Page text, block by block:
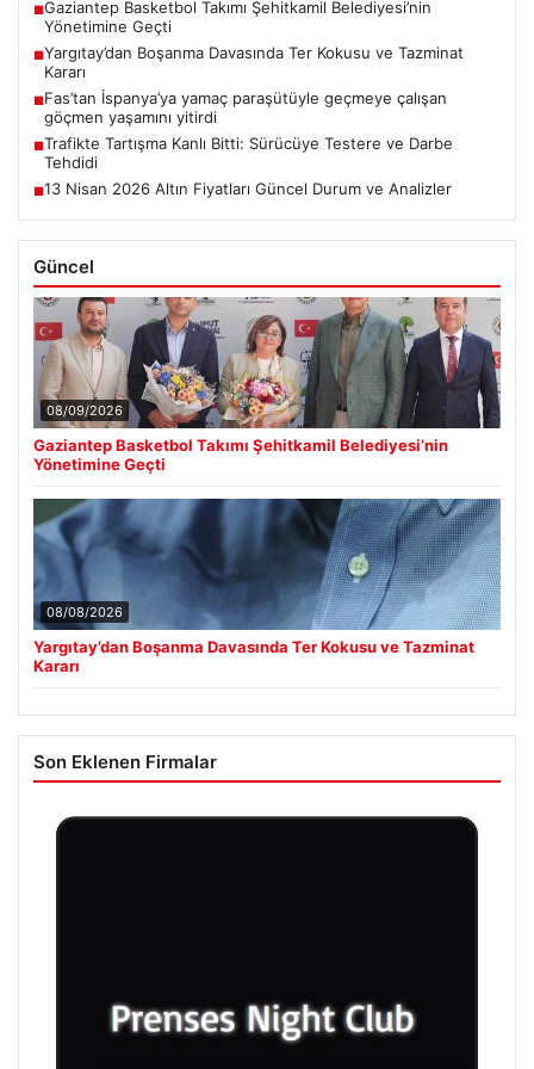
■Gaziantep Basketbol Takımı Şehitkamil Belediyesi’nin
Yönetimine Geçti
■Yargıtay’dan Boşanma Davasında Ter Kokusu ve Tazminat
Kararı
■Fas’tan İspanya’ya yamaç paraşütüyle geçmeye çalışan
göçmen yaşamını yitirdi
■Trafikte Tartışma Kanlı Bitti: Sürücüye Testere ve Darbe
Tehdidi
■13 Nisan 2026 Altın Fiyatları Güncel Durum ve Analizler
Güncel
08/09/2026
Gaziantep Basketbol Takımı Şehitkamil Belediyesi’nin
Yönetimine Geçti
08/08/2026
Yargıtay’dan Boşanma Davasında Ter Kokusu ve Tazminat
Kararı
Son Eklenen Firmalar